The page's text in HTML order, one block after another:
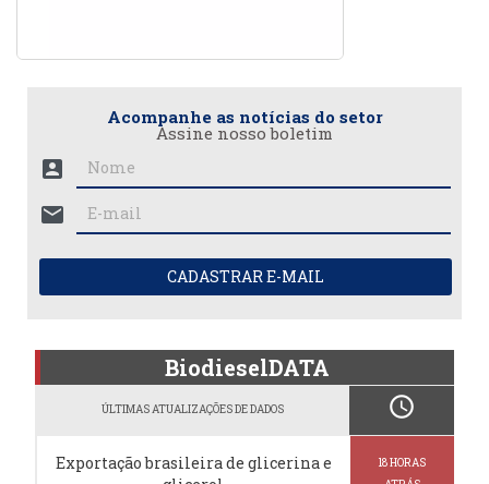
Acompanhe as notícias do setor
Assine nosso boletim
account_box
mail
CADASTRAR E-MAIL
BiodieselDATA
ÚLTIMAS ATUALIZAÇÕES DE DADOS schedule
Exportação brasileira de glicerina e
18 HORAS